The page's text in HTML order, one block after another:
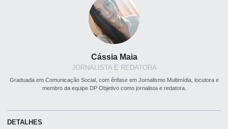
Cássia Maia
JORNALISTA E REDATORA
Graduada em Comunicação Social, com ênfase em Jornalismo Multimídia, locutora e
membro da equipe DP Objetivo como jornalista e redatora.
DETALHES